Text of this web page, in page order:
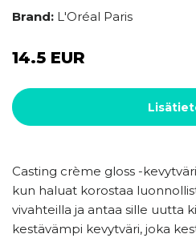
Brand: L'Oréal Paris
14.5 EUR
Casting crème gloss -
kun haluat korostaa
vivahteilla ja antaa sille uutta
kestävämpi kevytväri, joka